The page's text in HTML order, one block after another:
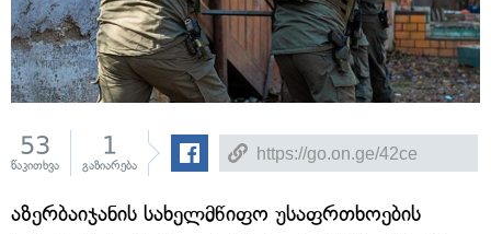
53
წაკითხვა
1
გაზიარება
აზერბაიჯანის სახელმწიფო უსაფრთხოების